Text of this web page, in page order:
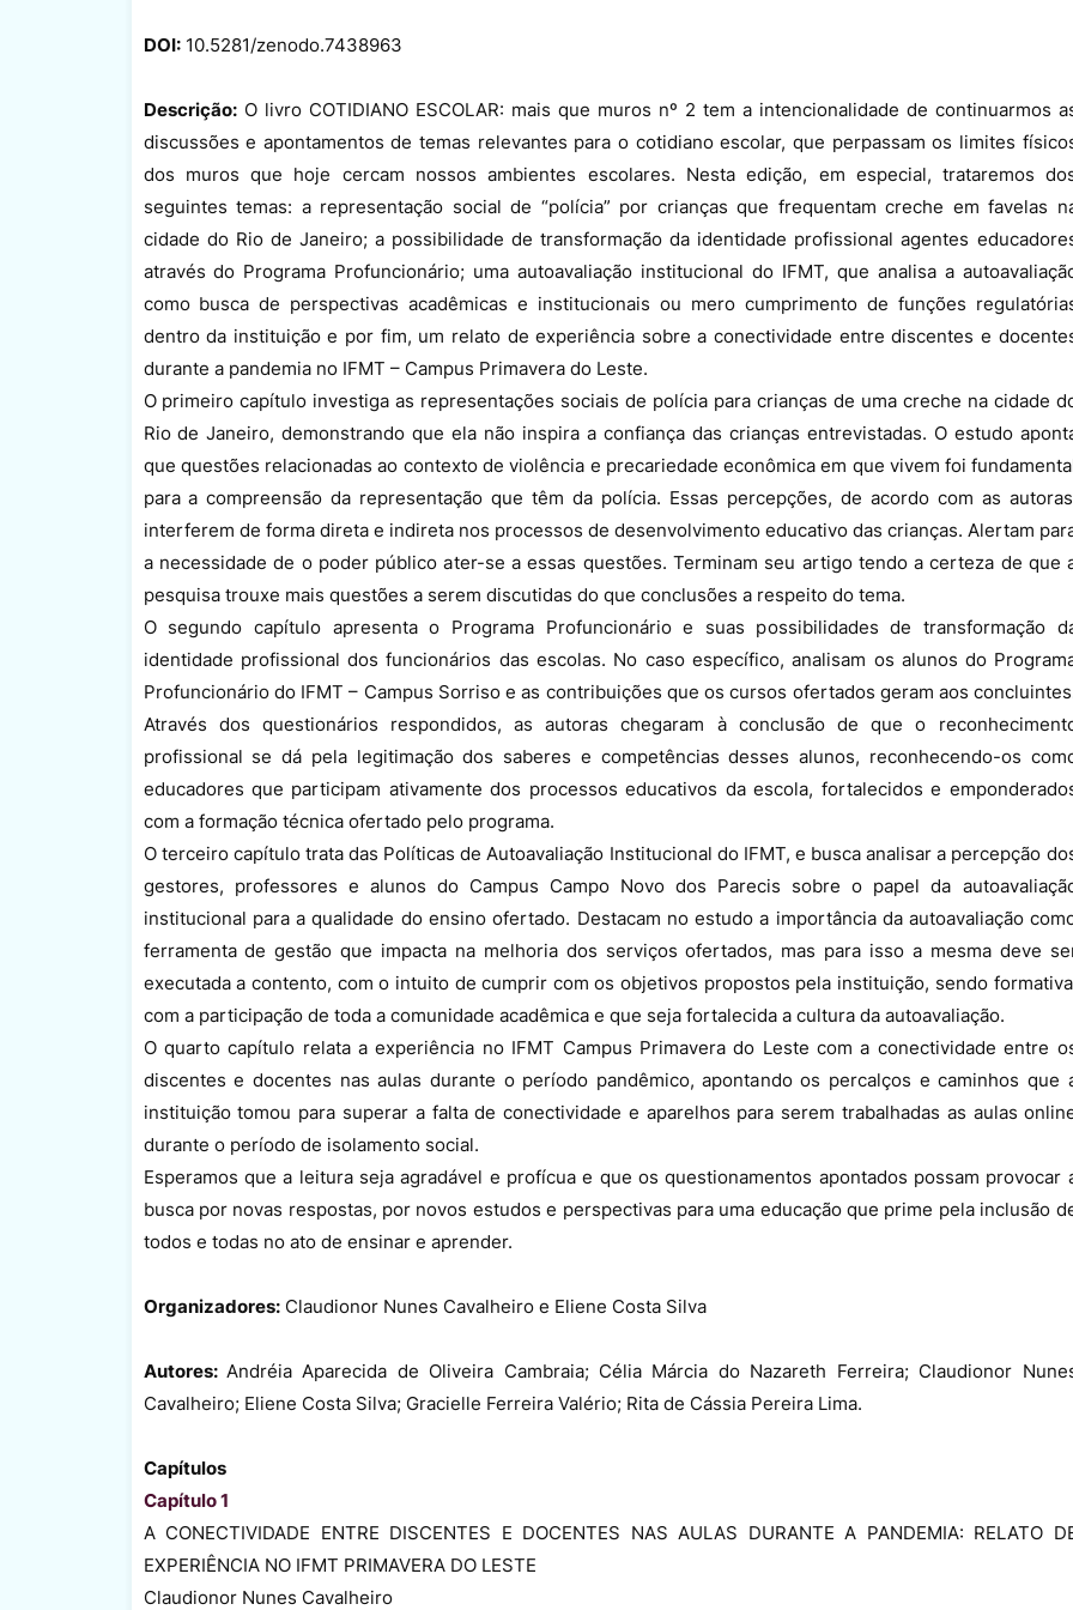
DOI:10.5281/zenodo.7438963
Descrição:O livro COTIDIANO ESCOLAR: mais que muros nº 2 tem a intencionalidade de continuarmos
discussões e apontamentos de temas relevantes para o cotidiano escolar, que perpassam os limites
dos muros que hoje cercam nossos ambientes escolares. Nesta edição, em especial, trataremos
seguintes temas: a representação social de “polícia” por crianças que frequentam creche em favelas
cidade do Rio de Janeiro; a possibilidade de transformação da identidade profissional agentes
através do Programa Profuncionário; uma autoavaliação institucional do IFMT, que analisa a
como busca de perspectivas acadêmicas e institucionais ou mero cumprimento de funções
dentro da instituição e por fim, um relato de experiência sobre a conectividade entre discentes e
durante a pandemia no IFMT – Campus Primavera do Leste.
O primeiro capítulo investiga as representações sociais de polícia para crianças de uma creche na cidade
Rio de Janeiro, demonstrando que ela não inspira a confiança das crianças entrevistadas. O estudo
que questões relacionadas ao contexto de violência e precariedade econômica em que vivem foi
para a compreensão da representação que têm da polícia. Essas percepções, de acordo com as
interferem de forma direta e indireta nos processos de desenvolvimento educativo das crianças. Alertam
a necessidade de o poder público ater-se a essas questões. Terminam seu artigo tendo a certeza de que
pesquisa trouxe mais questões a serem discutidas do que conclusões a respeito do tema.
O segundo capítulo apresenta o Programa Profuncionário e suas possibilidades de transformação
identidade profissional dos funcionários das escolas. No caso específico, analisam os alunos do
Profuncionário do IFMT – Campus Sorriso e as contribuições que os cursos ofertados geram aos
Através dos questionários respondidos, as autoras chegaram à conclusão de que o
profissional se dá pela legitimação dos saberes e competências desses alunos, reconhecendo-os
educadores que participam ativamente dos processos educativos da escola, fortalecidos e
com a formação técnica ofertado pelo programa.
O terceiro capítulo trata das Políticas de Autoavaliação Institucional do IFMT, e busca analisar a percepção
gestores, professores e alunos do Campus Campo Novo dos Parecis sobre o papel da
institucional para a qualidade do ensino ofertado. Destacam no estudo a importância da autoavaliação
ferramenta de gestão que impacta na melhoria dos serviços ofertados, mas para isso a mesma deve
executada a contento, com o intuito de cumprir com os objetivos propostos pela instituição, sendo
com a participação de toda a comunidade acadêmica e que seja fortalecida a cultura da autoavaliação.
O quarto capítulo relata a experiência no IFMT Campus Primavera do Leste com a conectividade entre
discentes e docentes nas aulas durante o período pandêmico, apontando os percalços e caminhos que
instituição tomou para superar a falta de conectividade e aparelhos para serem trabalhadas as aulas
durante o período de isolamento social.
Esperamos que a leitura seja agradável e profícua e que os questionamentos apontados possam provocar
busca por novas respostas, por novos estudos e perspectivas para uma educação que prime pela inclusão
todos e todas no ato de ensinar e aprender.
Organizadores:Claudionor Nunes Cavalheiro e Eliene Costa Silva
Autores: Andréia Aparecida de Oliveira Cambraia; Célia Márcia do Nazareth Ferreira; Claudionor
Cavalheiro; Eliene Costa Silva; Gracielle Ferreira Valério; Rita de Cássia Pereira Lima.
Capítulos
Capítulo 1
A CONECTIVIDADE ENTRE DISCENTES E DOCENTES NAS AULAS DURANTE A PANDEMIA: RELATO
EXPERIÊNCIA NO IFMT PRIMAVERA DO LESTE
Claudionor Nunes Cavalheiro